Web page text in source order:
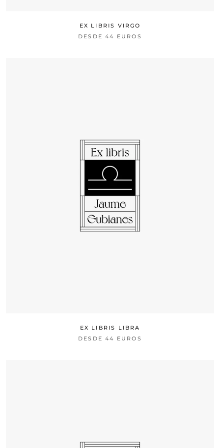
EX LIBRIS VIRGO
DESDE44 EUROS
EX LIBRIS LIBRA
DESDE44 EUROS